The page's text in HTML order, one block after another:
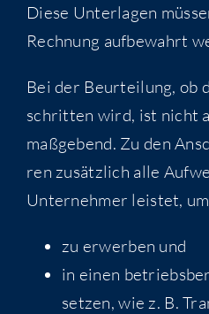
Die­se Unter­la­gen
Rech­nung auf­be­wahrt
Bei der Beur­tei­lung,
schrit­ten wird, ist nicht
maß­ge­bend. Zu den
ren zusätz­lich alle
Unter­neh­mer leis­tet,
zu erwer­ben und
in einen
set­zen, wie z. B.